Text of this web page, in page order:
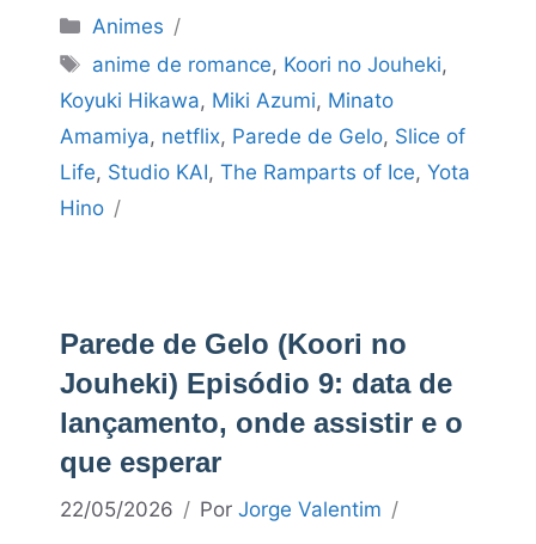
Categorias
Animes
Tags
anime de romance, Koori no Jouheki,
Koyuki Hikawa, Miki Azumi, Minato
Amamiya, netflix, Parede de Gelo, Slice of
Life, Studio KAI, The Ramparts of Ice, Yota
Hino
Parede de Gelo (Koori no
Jouheki) Episódio 9: data de
lançamento, onde assistir e o
que esperar
22/05/2026 Por Jorge Valentim